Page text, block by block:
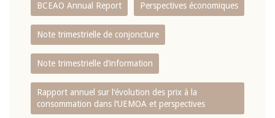
BCEAO Annual Report Perspectives économiques
Note trimestrielle de conjoncture
Note trimestrielle d‘information
Rapport annuel sur l‘évolution des prix à la
consommation dans l‘UEMOA et perspectives